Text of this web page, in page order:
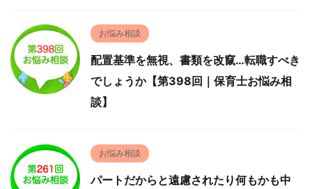
お悩み相談
配置基準を無視、書類を改竄…転職すべき
でしょうか【第398回｜保育士お悩み相
談】
お悩み相談
パートだからと遠慮されたり何もかも中